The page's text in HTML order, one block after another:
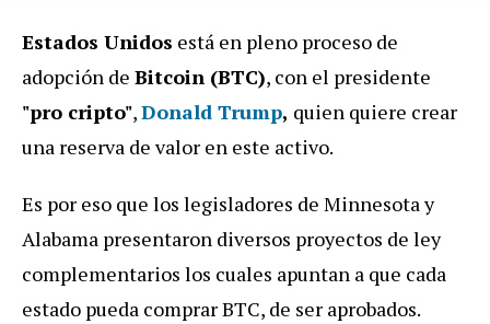
Estados Unidos está en pleno proceso de
adopción de Bitcoin (BTC), con el presidente
"pro cripto",Donald Trump, quien quiere crear
una reserva de valor en este activo.
Es por eso que los legisladores de Minnesota y
Alabama presentaron diversos proyectos de ley
complementarios los cuales apuntan a que cada
estado pueda comprar BTC, de ser aprobados.